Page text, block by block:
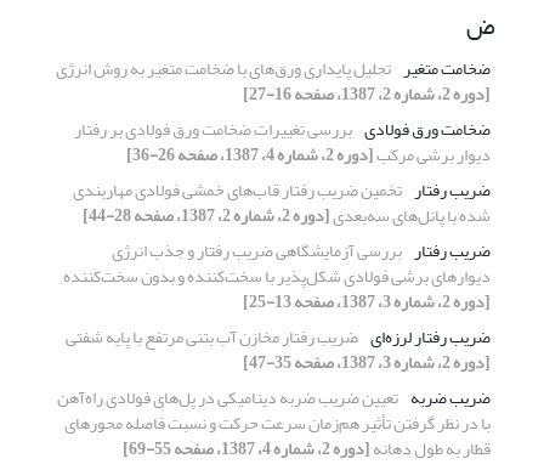
ض
ضخامت متغیر تحلیل پایداری ورق‌های با ضخامت متغیر به روش انرژی
[دوره 2، شماره 2، 1387، صفحه 16-27]
ضخامت ورق فولادی بررسی تغییرات ضخامت ورق فولادی بر رفتار
دیوار برشی مرکب[دوره 2، شماره 4، 1387، صفحه 26-36]
ضریب رفتار تخمین ضریب رفتار قاب‌های خمشی فولادی مهاربندی
شده با پانل‌های سه‌بعدی[دوره 2، شماره 2، 1387، صفحه 28-44]
ضریب رفتار بررسی آزمایشگاهی ضریب رفتار و جذب انرژی
دیوارهای برشی فولادی شکل‌پذیر با سخت‌کننده و بدون سخت‌کننده
[دوره 2، شماره 3، 1387، صفحه 13-25]
ضریب رفتار لرزه‌ای ضریب رفتار مخازن آب بتنی مرتفع با پایه شفتی
[دوره 2، شماره 3، 1387، صفحه 35-47]
ضریب ضربه تعیین ضریب ضربه دینامیکی در پل‌های فولادی راه‌آهن
با در نظر گرفتن تأثیر هم‌زمان سرعت حرکت و نسبت فاصله محورهای
قطار به طول دهانه[دوره 2، شماره 4، 1387، صفحه 55-69]